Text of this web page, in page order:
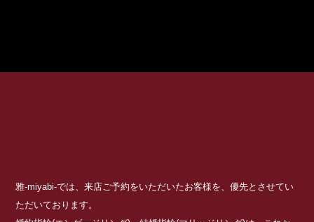
雅-miyabi-では、来店ご予約をいただいたお客様を、優先とさせてい
ただいております。